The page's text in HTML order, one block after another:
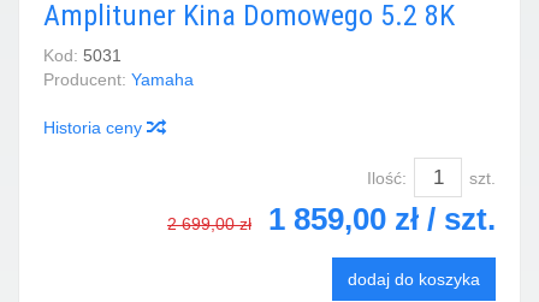
Amplituner Kina Domowego 5.2 8K
Kod: 5031
Producent: Yamaha
Historia ceny
Ilość: szt.
2 699,00 zł 1 859,00 zł / szt.
dodaj do koszyka